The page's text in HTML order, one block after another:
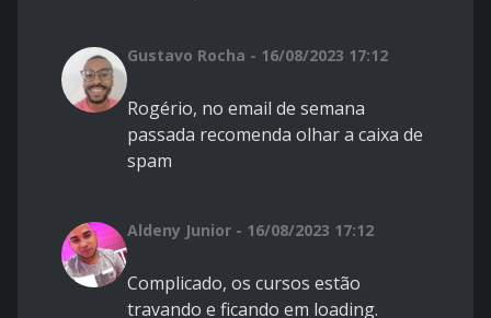
Gustavo Rocha - 16/08/2023 17:12
Rogério, no email de semana
passada recomenda olhar a caixa de
spam
Aldeny Junior - 16/08/2023 17:12
Complicado, os cursos estão
travando e ficando em loading.